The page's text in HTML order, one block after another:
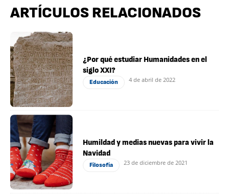
ARTÍCULOS RELACIONADOS
¿Por qué estudiar Humanidades en el
siglo XXI?
Educación 4 de abril de 2022
Humildad y medias nuevas para vivir la
Navidad
Filosofía 23 de diciembre de 2021